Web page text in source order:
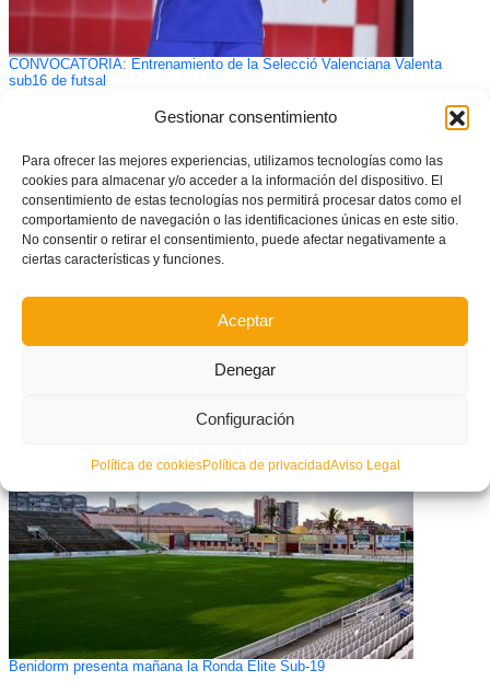
Gestionar consentimiento
Para ofrecer las mejores experiencias, utilizamos tecnologías como las
cookies para almacenar y/o acceder a la información del dispositivo. El
consentimiento de estas tecnologías nos permitirá procesar datos como el
comportamiento de navegación o las identificaciones únicas en este sitio.
No consentir o retirar el consentimiento, puede afectar negativamente a
ciertas características y funciones.
Aceptar
Denegar
Configuración
Política de cookiesPolítica de privacidadAviso Legal
CONVOCATORIA: Entrenamiento de la Selecció Valenciana Valenta
sub16 de futsal
Galicia y la Selecció Valenciana Valenta se jugarán mañana en Elda una
Benidorm presenta mañana la Ronda Elite Sub-19